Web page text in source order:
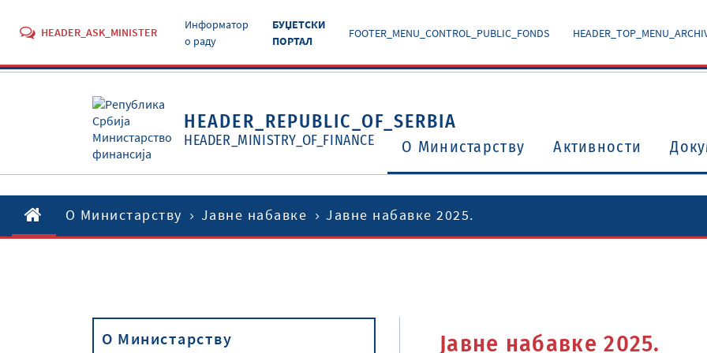
HEADER_ASK_MINISTER
Информатор
о раду
БУЏЕТСКИ
ПОРТАЛ
FOOTER_MENU_CONTROL_PUBLIC_FONDS
HEADER_REPUBLIC_OF_SERBIA
HEADER_MINISTRY_OF_FINANCE O Министарству Активности
O Министарству Јавне набавке Јавне набавке 2025.
O Министарству Јавне набавке 2025.